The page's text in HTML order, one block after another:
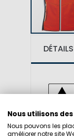
DÉTAILS
SKU:
Nous utilisons
Nous pouvons les
améliorer notre site